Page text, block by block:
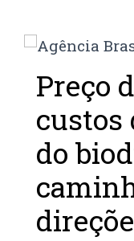
Preço
custos
do